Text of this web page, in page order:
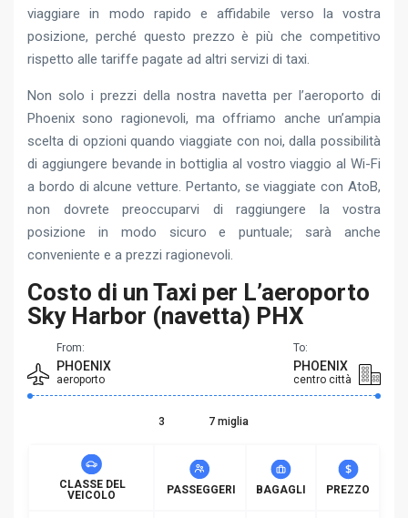
viaggiare in modo rapido e affidabile verso la vostra
posizione, perché questo prezzo è più che competitivo
rispetto alle tariffe pagate ad altri servizi di taxi.
Non solo i prezzi della nostra navetta per l’aeroporto di
Phoenix sono ragionevoli, ma offriamo anche un’ampia
scelta di opzioni quando viaggiate con noi, dalla possibilità
di aggiungere bevande in bottiglia al vostro viaggio al Wi-Fi
a bordo di alcune vetture. Pertanto, se viaggiate con AtoB,
non dovrete preoccuparvi di raggiungere la vostra
posizione in modo sicuro e puntuale; sarà anche
conveniente e a prezzi ragionevoli.
Costo di un Taxi per L’aeroporto
Sky Harbor (navetta) PHX
From:
PHOENIX
aeroporto
To:
PHOENIX
centro città
3 7 miglia
CLASSE DEL
VEICOLO
PASSEGGERI BAGAGLI PREZZO